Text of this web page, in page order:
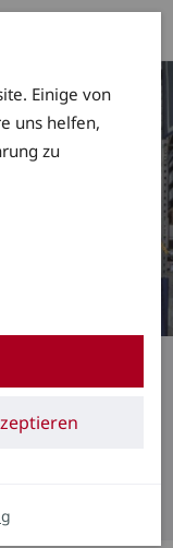
Einige von
uns helfen,
zu